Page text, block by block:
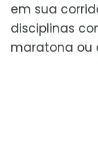
em sua
disciplinas
maratona ou